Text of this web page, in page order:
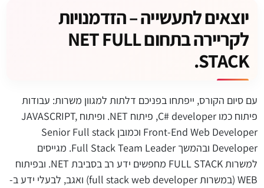
יוצאים לתעשייה – הזדמנויות
לקריירה בתחום NET FULL
STACK.
עם סיום הקורס, ייפתחו בפניכם דלתות למגוון משרות: עבודות
פיתוח כמו C# developer, פיתוח NET. ופיתוח JAVASCRIPT,
Front-End Web Developer וכמובן Senior Full stack
Developer ובהמשך Full Stack Team Leader. מגייסים
למשרות FULL STACK מחפשים ידע רב בסביבת NET. ובפיתוח
WEB (במשרות full stack web developer) ואגב, לבעלי ידע ב-